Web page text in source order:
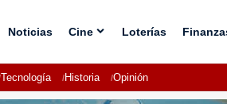
Noticias Cine Loterías
Tecnología Historia Opinión